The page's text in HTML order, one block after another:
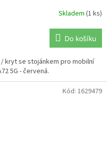
Skladem (1 ks)
Do košíku
kryt se stojánkem pro mobilní
5G - červená.
Kód: 1629479